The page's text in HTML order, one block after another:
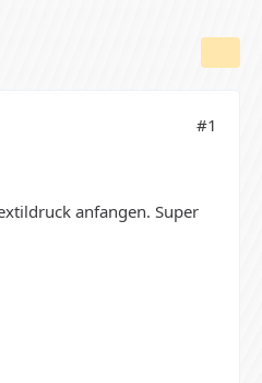
#1
anfangen. Super